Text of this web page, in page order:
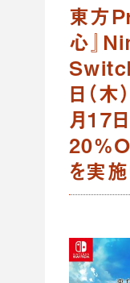
東⽅
⼼』
⽇（
⽉17
を実